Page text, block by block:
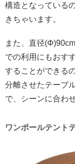
構造となっている
きちゃいます。
また、直径
での利用にもおす
することができる
分離させたテーブ
で、シーンに合わ
ワンポールテント